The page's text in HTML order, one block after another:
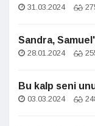
31.03.2024
Sandra,
28.01.2024
Bu kalp seni
03.03.2024